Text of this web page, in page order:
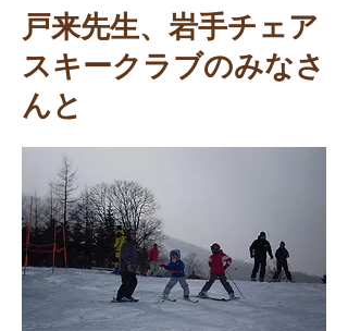
戸来先生、岩手チェア
スキークラブのみなさ
んと